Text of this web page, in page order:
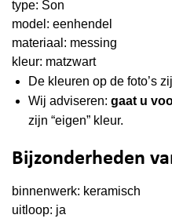
type: Son
model: eenhendel
materiaal: messing
kleur: matzwart
De kleuren op de foto’s
Wij adviseren: gaat u
zijn “eigen” kleur.
Bijzonderheden
binnenwerk: keramisch
uitloop: ja